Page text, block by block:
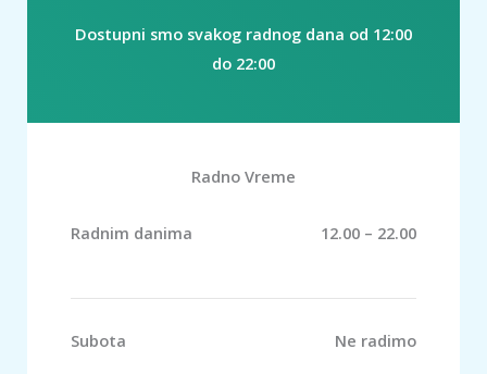
Dostupni smo svakog radnog dana od 12:00
do 22:00
Radno Vreme
Radnim danima 12.00 – 22.00
Subota Ne radimo